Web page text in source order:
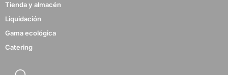
Tienda y almacén
Liquidación
Gama ecológica
Catering